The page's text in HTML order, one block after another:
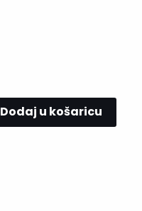
Dodaj u košaricu